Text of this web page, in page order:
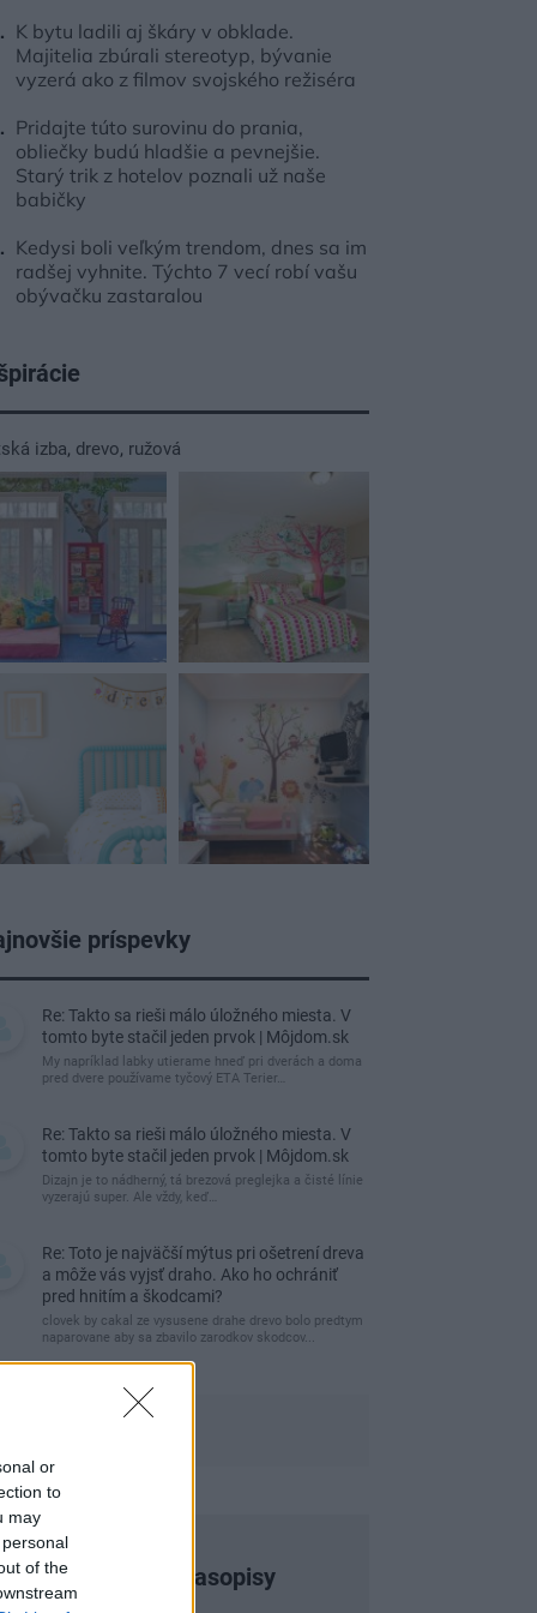
or
to
may
of the
K bytu ladili aj škáry v obklade.
Majitelia zbúrali stereotyp, bývanie
vyzerá ako z filmov svojského režiséra
Pridajte túto surovinu do prania,
obliečky budú hladšie a pevnejšie.
Starý trik z hotelov poznali už naše
babičky
Kedysi boli veľkým trendom, dnes sa im
radšej vyhnite. Týchto 7 vecí robí vašu
obývačku zastaralou
izba, drevo, ružová
príspevky
Re: Takto sa rieši málo úložného miesta. V
tomto byte stačil jeden prvok | Môjdom.sk
My napríklad labky utierame hneď pri dverách a doma
pred dvere používame tyčový ETA Terier…
Re: Takto sa rieši málo úložného miesta. V
tomto byte stačil jeden prvok | Môjdom.sk
Dizajn je to nádherný, tá brezová preglejka a čisté línie
vyzerajú super. Ale vždy, keď…
Re: Toto je najväčší mýtus pri ošetrení dreva
a môže vás vyjsť draho. Ako ho ochrániť
pred hnitím a škodcami?
clovek by cakal ze vysusene drahe drevo bolo predtym
naparovane aby sa zbavilo zarodkov skodcov...
Najnovšie časopisy